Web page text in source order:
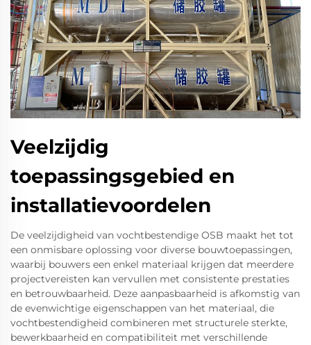
Veelzijdig
toepassingsgebied en
installatievoordelen
De veelzijdigheid van vochtbestendige OSB maakt het tot
een onmisbare oplossing voor diverse bouwtoepassingen,
waarbij bouwers een enkel materiaal krijgen dat meerdere
projectvereisten kan vervullen met consistente prestaties
en betrouwbaarheid. Deze aanpasbaarheid is afkomstig van
de evenwichtige eigenschappen van het materiaal, die
vochtbestendigheid combineren met structurele sterkte,
bewerkbaarheid en compatibiliteit met verschillende